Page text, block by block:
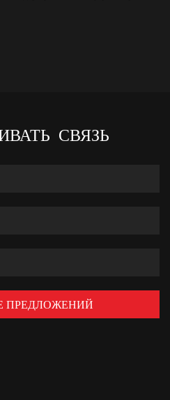
СВЯЗЬ
ПРЕДЛОЖЕНИЙ